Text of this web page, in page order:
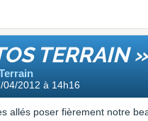
TERRAIN »
04/2012 à 14h16
allés poser fièrement notre